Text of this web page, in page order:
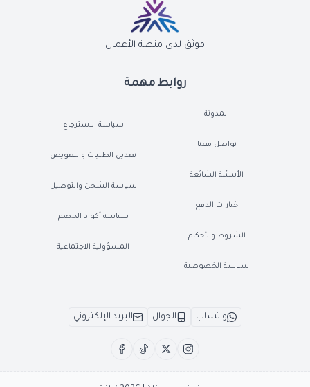
روابط مهمة
المدونة
تواصل معنا
الأسئلة الشائعة
خيارات الدفع
الشروط والأحكام
سياسة الخصوصية
سياسة الاسترجاع
تعديل الطلبات والتعويض
سياسة الشحن والتوصيل
سياسة أكواد الخصم
المسؤولية الاجتماعية
موثق لدى منصة الأعمال
واتساب الجوال البريد الإلكتروني